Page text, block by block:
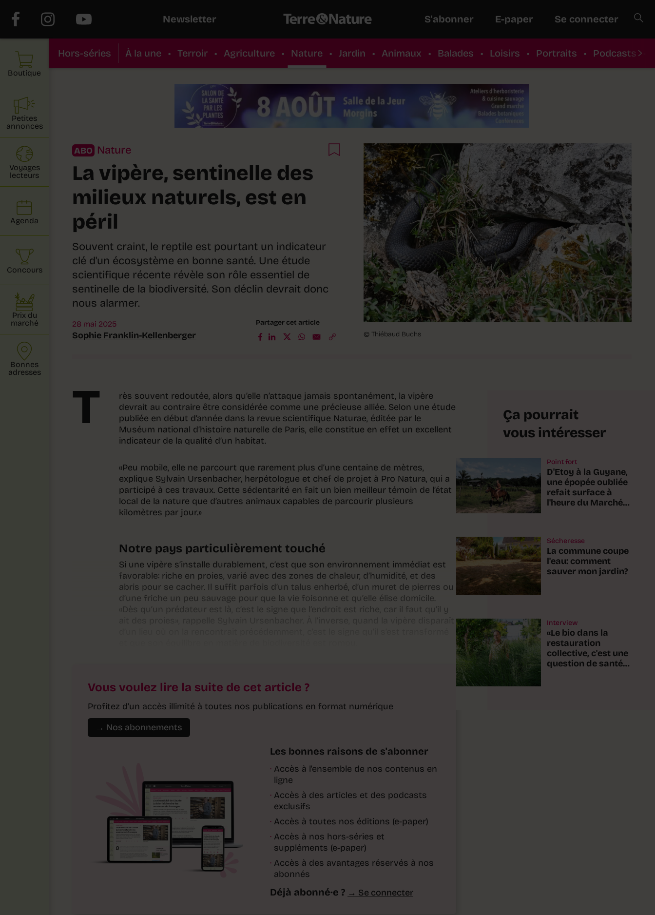
Newsletter S'abonner E-paper Se connecter
Hors-séries À la une • Terroir • Agriculture • Nature • Jardin • Animaux • Balades • Loisirs • Portraits • Podcasts
ABO Nature
La vipère, sentinelle des
milieux naturels, est en
péril
Souvent craint, le reptile est pourtant un indicateur
clé d'un écosystème en bonne santé. Une étude
scientifique récente révèle son rôle essentiel de
sentinelle de la biodiversité. Son déclin devrait donc
nous alarmer.
28 mai 2025
Sophie Franklin-Kellenberger
Partager cet article
© Thiébaud Buchs
T
rès souvent redoutée, alors qu’elle n’attaque jamais spontanément, la vipère
devrait au contraire être considérée comme une précieuse alliée. Selon une étude
publiée en début d’année dans la revue scientifique Naturae, éditée par le
Muséum national d’histoire naturelle de Paris, elle constitue en effet un excellent
indicateur de la qualité d’un habitat.
«Peu mobile, elle ne parcourt que rarement plus d’une centaine de mètres,
explique Sylvain Ursenbacher, herpétologue et chef de projet à Pro Natura, qui a
participé à ces travaux. Cette sédentarité en fait un bien meilleur témoin de l’état
local de la nature que d’autres animaux capables de parcourir plusieurs
kilomètres par jour.»
Notre pays particulièrement touché
Si une vipère s’installe durablement, c’est que son environnement immédiat est
favorable: riche en proies, varié avec des zones de chaleur, d’humidité, et des
abris pour se cacher. Il suffit parfois d’un talus enherbé, d’un muret de pierres ou
d’une friche un peu sauvage pour que la vie foisonne et qu’elle élise domicile.
«Dès qu’un prédateur est là, c’est le signe que l’endroit est riche, car il faut qu’il y
Vous voulez lire la suite de cet article ?
Profitez d'un accès illimité à toutes nos publications en format numérique
→ Nos abonnements
Les bonnes raisons de s'abonner
· Accès à l'ensemble de nos contenus en
ligne
· Accès à des articles et des podcasts
exclusifs
· Accès à toutes nos éditions (e-paper)
· Accès à nos hors-séries et
suppléments (e-paper)
· Accès à des avantages réservés à nos
abonnés
Déjà abonné·e ? → Se connecter
Ça pourrait
vous intéresser
Point fort
D'Etoy à la Guyane,
une épopée oubliée
refait surface à
l'heure du Marché-
Sécheresse
La commune coupe
l'eau: comment
sauver mon jardin?
Interview
«Le bio dans la
restauration
collective, c'est une
question de santé
Boutique
Petites
annonces
Voyages
lecteurs
Agenda
Concours
Prix du
marché
Bonnes
adresses